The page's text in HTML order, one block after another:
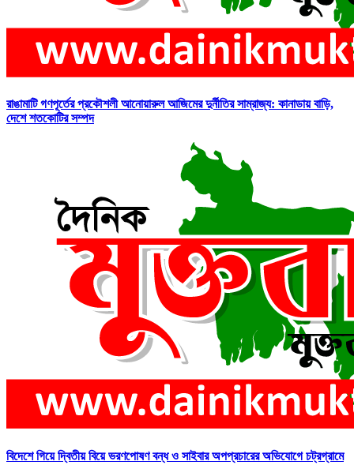
রাঙামাটি গণপূর্তের প্রকৌশলী আনোয়ারুল আজিমের দুর্নীতির সাম্রাজ্য: কানাডায় বাড়ি,
দেশে শতকোটির সম্পদ
বিদেশে গিয়ে দ্বিতীয় বিয়ে ভরণপোষণ বন্ধ ও সাইবার অপপ্রচারের অভিযোগে চট্রগ্রামে